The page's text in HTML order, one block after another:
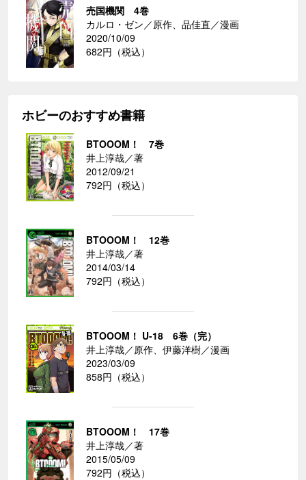
売国機関 4巻
カルロ・ゼン／原作、品佳直／漫画
2020/10/09
682円（税込）
ホビーのおすすめ書籍
BTOOOM！ 7巻
井上淳哉／著
2012/09/21
792円（税込）
BTOOOM！ 12巻
井上淳哉／著
2014/03/14
792円（税込）
BTOOOM！ U-18 6巻（完）
井上淳哉／原作、伊藤洋樹／漫画
2023/03/09
858円（税込）
BTOOOM！ 17巻
井上淳哉／著
2015/05/09
792円（税込）